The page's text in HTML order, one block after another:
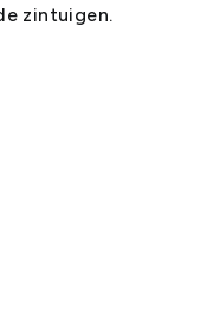
zintuigen.